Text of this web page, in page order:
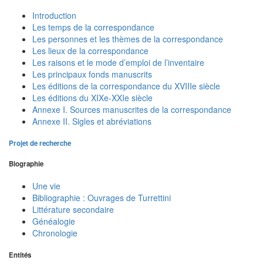
Introduction
Les temps de la correspondance
Les personnes et les thèmes de la correspondance
Les lieux de la correspondance
Les raisons et le mode d’emploi de l’inventaire
Les principaux fonds manuscrits
Les éditions de la correspondance du XVIIIe siècle
Les éditions du XIXe-XXIe siècle
Annexe I. Sources manuscrites de la correspondance
Annexe II. Sigles et abréviations
Projet de recherche
Biographie
Une vie
Bibliographie : Ouvrages de Turrettini
Littérature secondaire
Généalogie
Chronologie
Entités